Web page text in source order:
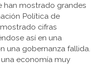
han mostrado grandes
Política de
cifras
así en una
una gobernanza fallida.
economía muy